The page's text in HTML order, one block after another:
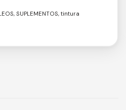
, SUPLEMENTOS, tintura